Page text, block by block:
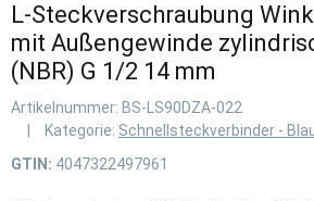
L-Steckverschraubung
mit Außengewinde
(NBR) G 1/2 14 mm
Artikelnummer: BS-LS90DZA-022
Kategorie: Schnellsteckverbinder -
GTIN: 4047322497961